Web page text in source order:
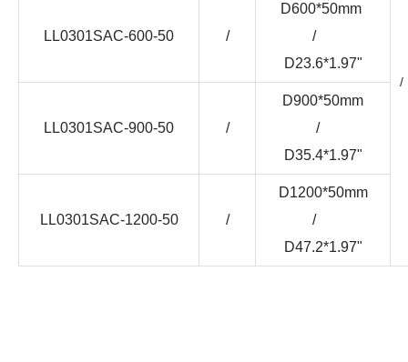
/
LL0301SAC-600-50 /
D600*50mm
/
D23.6*1.97"
LL0301SAC-900-50 /
D900*50mm
/
D35.4*1.97"
LL0301SAC-1200-50 /
D1200*50mm
/
D47.2*1.97"